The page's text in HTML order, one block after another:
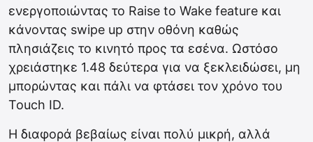
ενεργοποιώντας το Raise to Wake feature και
κάνοντας swipe up στην οθόνη καθώς
πλησιάζεις το κινητό προς τα εσένα. Ωστόσο
χρειάστηκε 1.48 δεύτερα για να ξεκλειδώσει, μη
μπορώντας και πάλι να φτάσει τον χρόνο του
Touch ID.
Η διαφορά βεβαίως είναι πολύ μικρή, αλλά